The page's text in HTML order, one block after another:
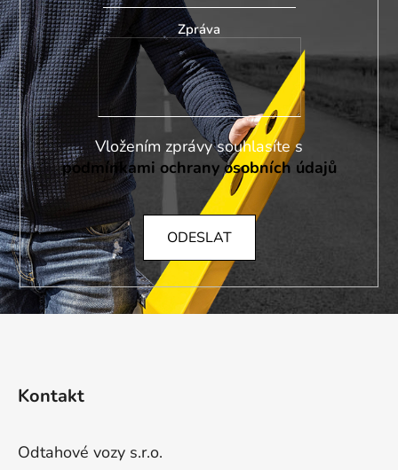
Zpráva
podmínkami ochrany osobních údajů
ODESLAT
Kontakt
Odtahové vozy s.r.o.